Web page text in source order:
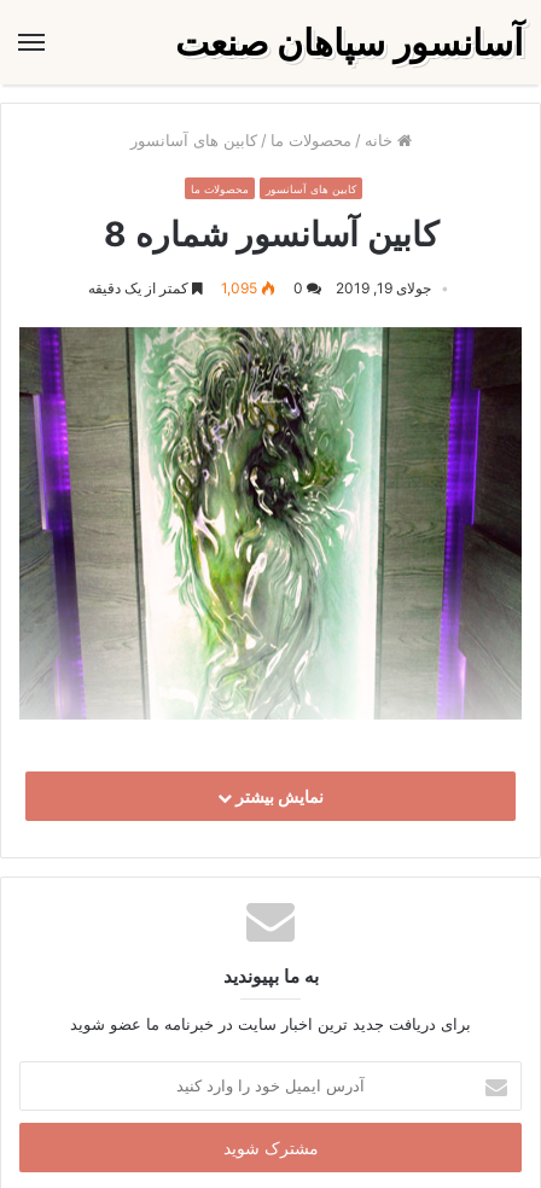
آسانسور سپاهان صنعت
خانه / محصولات ما / کابین های آسانسور
کابین های آسانسور محصولات ما
کابین آسانسور شماره 8
جولای 19, 2019 1,095 کمتر از یک دقیقه
نمایش بیشتر
به ما بپیوندید
برای دریافت جدید ترین اخبار سایت در خبرنامه ما عضو شوید
ایمیل
خود
وارد